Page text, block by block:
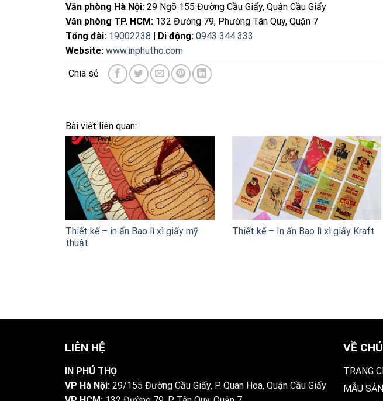
Văn phòng Hà Nội: 29 Ngõ 155 Đường Cầu Giấy, Quận Cầu Giấy
Văn phòng TP. HCM: 132 Đường 79, Phường Tân Quy, Quận 7
Tổng đài: 19002238 | Di động: 0943 344 333
Website: www.inphutho.com
Bài viết liên quan:
Thiết kế – in ấn Bao lì xì giấy mỹ
thuật
Thiết kế – In ấn Bao lì xì giấy Kraft
LIÊN HỆ
IN PHÚ THỌ
VP Hà Nội: 29/155 Đường Cầu Giấy, P. Quan Hoa, Quận Cầu Giấy
VỀ
TRANG
MẪU